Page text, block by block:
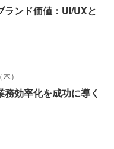
ランド価値：UI/UXと
）
効率化を成功に導く